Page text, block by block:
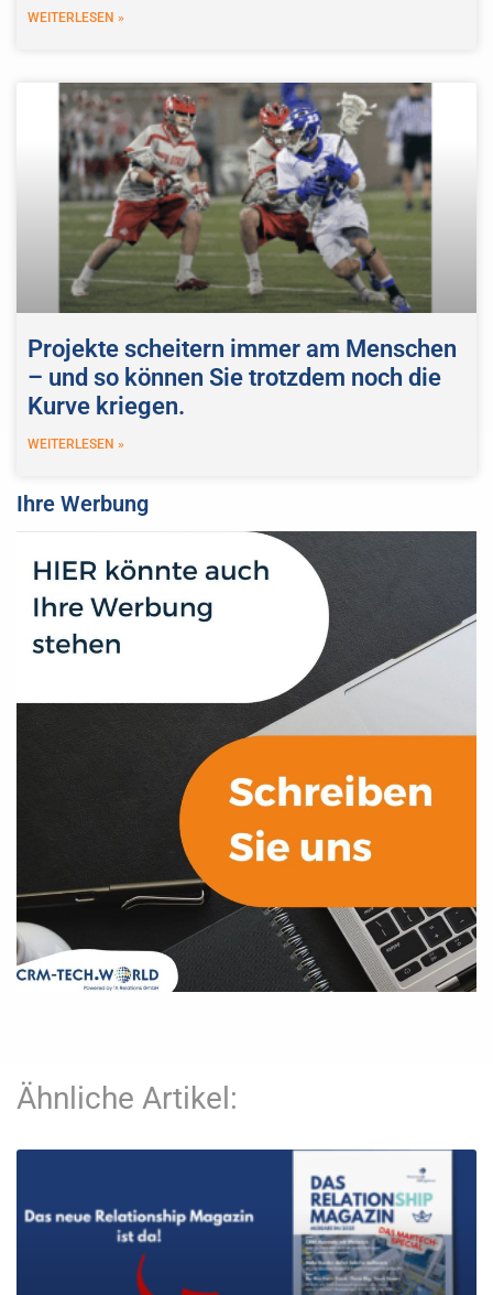
WEITERLESEN »
Projekte scheitern immer am Menschen
– und so können Sie trotzdem noch die
Kurve kriegen.
WEITERLESEN »
Ihre Werbung
Ähnliche Artikel: